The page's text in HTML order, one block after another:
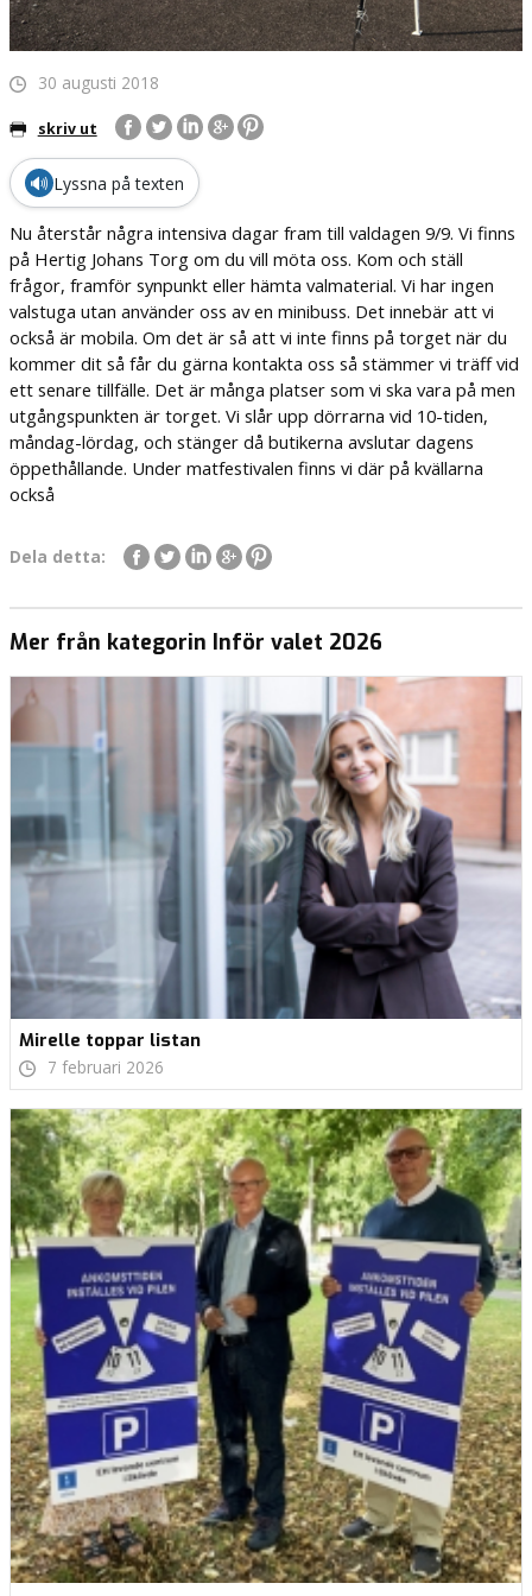
30 augusti 2018
skriv ut
🔊 Lyssna på texten
Nu återstår några intensiva dagar fram till valdagen 9/9. Vi finns
på Hertig Johans Torg om du vill möta oss. Kom och ställ
frågor, framför synpunkt eller hämta valmaterial. Vi har ingen
valstuga utan använder oss av en minibuss. Det innebär att vi
också är mobila. Om det är så att vi inte finns på torget när du
kommer dit så får du gärna kontakta oss så stämmer vi träff vid
ett senare tillfälle. Det är många platser som vi ska vara på men
utgångspunkten är torget. Vi slår upp dörrarna vid 10-tiden,
måndag-lördag, och stänger då butikerna avslutar dagens
öppethållande. Under matfestivalen finns vi där på kvällarna
också
Dela detta:
Mer från kategorin Inför valet 2026
Mirelle toppar listan
7 februari 2026